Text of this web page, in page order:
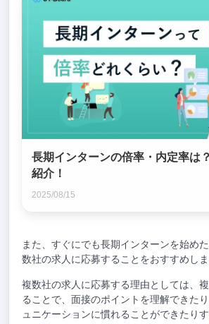
長期インターンの倍率・内定率は
紹介！
2025/08/15
また、すぐにでも長期インターンを始め
数社の求人に応募することをおすすめしま
複数社の求人に応募する理由としては、
ることで、面接のポイントを理解できた
ュニケーションに慣れることができたり